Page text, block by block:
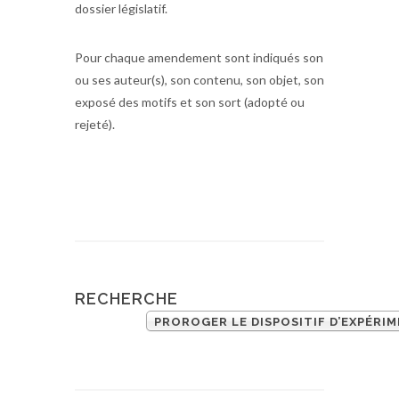
dossier législatif.
Pour chaque amendement sont indiqués son
ou ses auteur(s), son contenu, son objet, son
exposé des motifs et son sort (adopté ou
rejeté).
RECHERCHE